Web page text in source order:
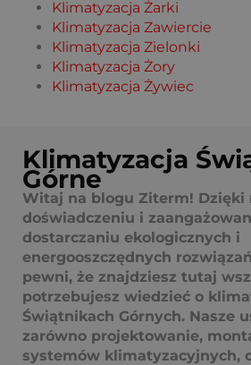
Klimatyzacja Żarki
Klimatyzacja Zawiercie
Klimatyzacja Zielonki
Klimatyzacja Żory
Klimatyzacja Żywiec
Klimatyzacja
Górne
Witaj na blogu Ziterm! Dzięki
doświadczeniu i
dostarczaniu ekologicznych i
energooszczędnych
pewni, że znajdziesz tutaj
potrzebujesz wiedzieć o
Świątnikach Górnych. Nasze
zarówno projektowanie,
systemów klimatyzacyjnych,